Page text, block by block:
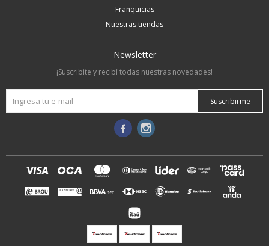
Franquicias
Nuestras tiendas
Newsletter
¡Suscribite y recibí todas nuestras novedades!
Suscribirme
 